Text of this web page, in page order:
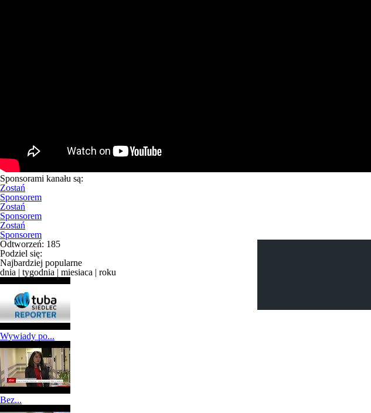
Sponsorami kanału są:
Zostań
Sponsorem
Zostań
Sponsorem
Zostań
Sponsorem
Odtworzeń: 185
Podziel się:
Najbardziej popularne
dnia | tygodnia | miesiaca | roku
Wywiady po...
Bez...